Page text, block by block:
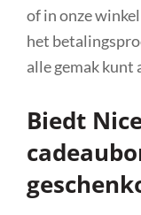
of in onze
het
alle gemak kunt
Biedt